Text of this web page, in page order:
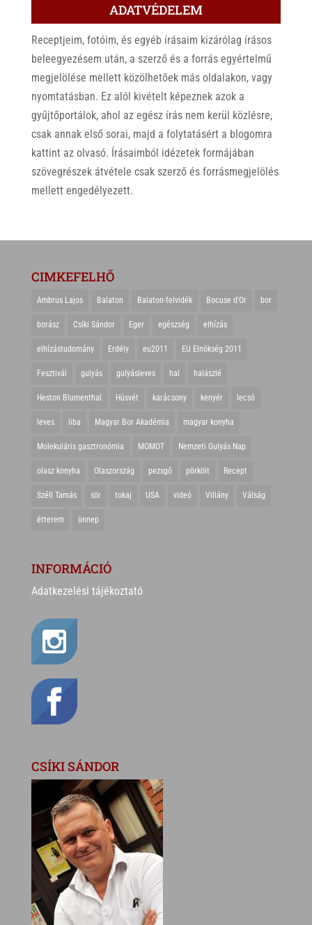
ADATVÉDELEM
Receptjeim, fotóim, és egyéb írásaim kizárólag írásos
beleegyezésem után, a szerző és a forrás egyértelmű
megjelölése mellett közölhetőek más oldalakon, vagy
nyomtatásban. Ez alól kivételt képeznek azok a
gyűjtőportálok, ahol az egész írás nem kerül közlésre,
csak annak első sorai, majd a folytatásért a blogomra
kattint az olvasó. Írásaimból idézetek formájában
szövegrészek átvétele csak szerző és forrásmegjelölés
mellett engedélyezett.
CIMKEFELHŐ
Ambrus Lajos Balaton Balaton-felvidék Bocuse d'Or bor
borász Csíki Sándor Eger egészség elhízás
elhízástudomány Erdély eu2011 EU Elnökség 2011
Fesztivál gulyás gulyásleves hal halászlé
Heston Blumenthal Húsvét karácsony kenyér lecsó
leves liba Magyar Bor Akadémia magyar konyha
Molekuláris gasztronómia MOMOT Nemzeti Gulyás Nap
olasz konyha Olaszország pezsgő pörkölt Recept
Széll Tamás sör tokaj USA videó Villány Válság
étterem ünnep
INFORMÁCIÓ
Adatkezelési tájékoztató
CSÍKI SÁNDOR